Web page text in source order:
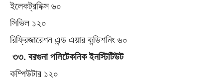
ইলেকট্রনিক্স ৬০
সিভিল ১২০
রিফ্রিজারেশন এন্ড এয়ার কন্ডিশনিং ৬০
৩৩. বরগুনা পলিটেকনিক ইনস্টিটিউট
কম্পিউটার ১২০